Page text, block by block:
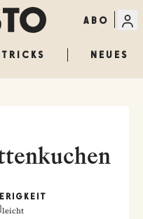
ABO
NEUES
leicht